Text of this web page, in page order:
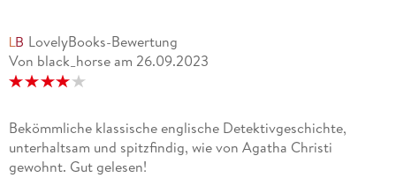
LovelyBooks-Bewertung
Von black_horse am 26.09.2023
Bekömmliche klassische englische Detektivgeschichte,
unterhaltsam und spitzfindig, wie von Agatha Christi
gewohnt. Gut gelesen!